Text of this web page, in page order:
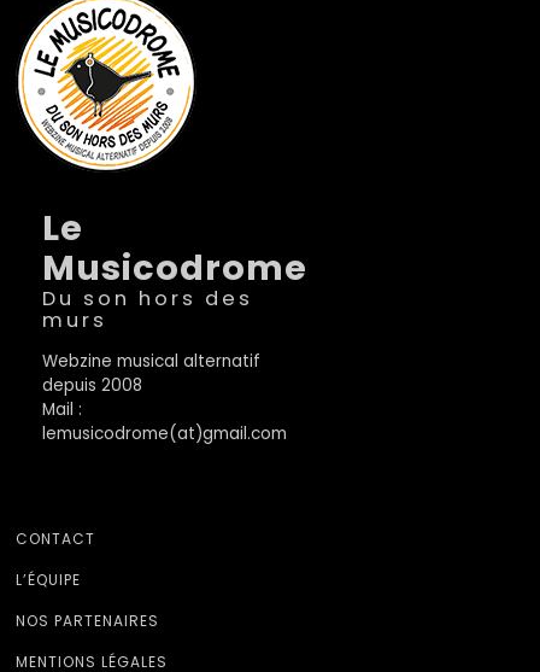
Le
Musicodrome
Du son hors des
murs
Webzine musical alternatif
depuis 2008
Mail :
lemusicodrome(at)gmail.com
CONTACT
L’ÉQUIPE
NOS PARTENAIRES
MENTIONS LÉGALES